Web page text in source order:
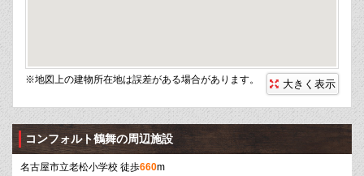
※地図上の建物所在地は誤差がある場合があります。 大きく表示
コンフォルト鶴舞の周辺施設
名古屋市立老松小学校 徒歩660m